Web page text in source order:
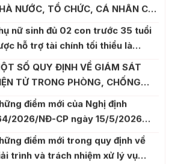
QUAN TRONG HOẠT ĐỘNG
nữ sinh đủ 02 con trước 35 tuổi
hỗ trợ tài chính tối thiểu là
đồng/phụ nữ
SỐ QUY ĐỊNH VỀ GIÁM SÁT
TỬ TRONG PHÒNG, CHỐNG
TÚY
điểm mới của Nghị định
2026/NĐ-CP ngày 15/5/2026
thế Nghị định 130/2020/ NĐ-CP
soát tài sản, thu nhập của
có chức vụ, quyền hạn trong
điểm mới trong quy định về
trình và trách nhiệm xử lý vụ
có dấu hiệu tham nhũng
định mới trong giải quyết khiếu